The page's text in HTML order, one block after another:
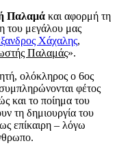
Παλαμά και αφορμή τη
του μεγάλου μας
Χάχαλης,
Παλαμάς».
ολόκληρος ο 6ος
φέτος
και το ποίημα του
τη δημιουργία του
επίκαιρη – λόγω